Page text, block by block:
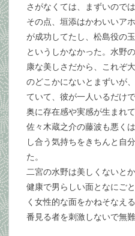
さがなくては、まずいので
その点、垣添はかわいいア
が成功してたし、松島役の
というしかなかった。水野
康な美しさだから、これぞ
のどこかにないとまずいが
ていて、彼が一人いるだけ
奥に存在感や実感が生まれて
佐々木蔵之介の藤波も悪く
し合う気持ちをきちんと自
た。
二宮の水野は美しくないと
健康で男らしい面となにご
く女性的な面をかねそなえ
番見る者を刺激しないで無難